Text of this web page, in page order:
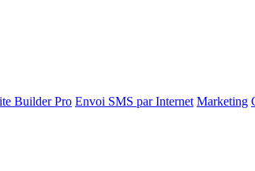
Builder Pro Envoi SMS par Internet Marketing